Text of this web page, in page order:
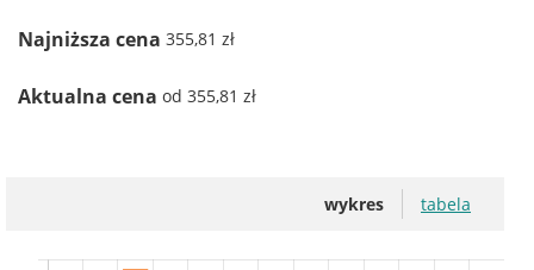
Najniższa cena 355,81 zł
Aktualna cena od 355,81 zł
wykres tabela